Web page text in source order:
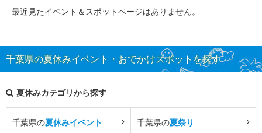
最近見たイベント＆スポットページはありません。
千葉県の夏休みイベント・おでかけスポットを探す
夏休みカテゴリから探す
千葉県の夏休みイベント 千葉県の夏祭り